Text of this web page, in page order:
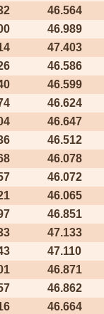
46.564
46.989
47.403
46.586
46.599
46.624
46.647
46.512
46.078
46.072
46.065
46.851
47.133
47.110
46.871
46.862
46.664